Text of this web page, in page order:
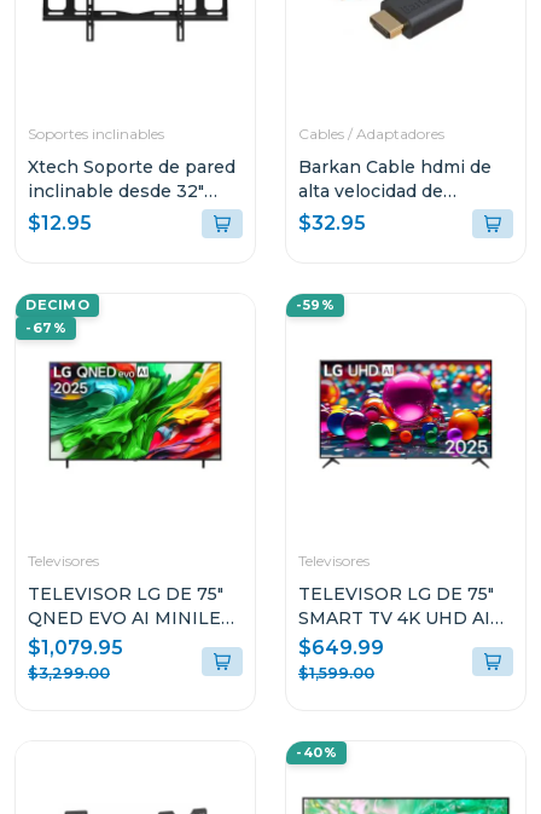
Soportes inclinables
Xtech Soporte de pared
inclinable desde 32"
hasta 70" 375
$12.95
Cables / Adaptadores
Barkan Cable hdmi de
alta velocidad de
35ft/10.6m hd106e
$32.95
DECIMO
-67%
Televisores
TELEVISOR LG DE 75"
QNED EVO AI MINILED
4K WEBOS
75QNED85ASG
$1,079.95
$3,299.00
-59%
Televisores
TELEVISOR LG DE 75"
SMART TV 4K UHD AI
75UA7500
$649.99
$1,599.00
-40%